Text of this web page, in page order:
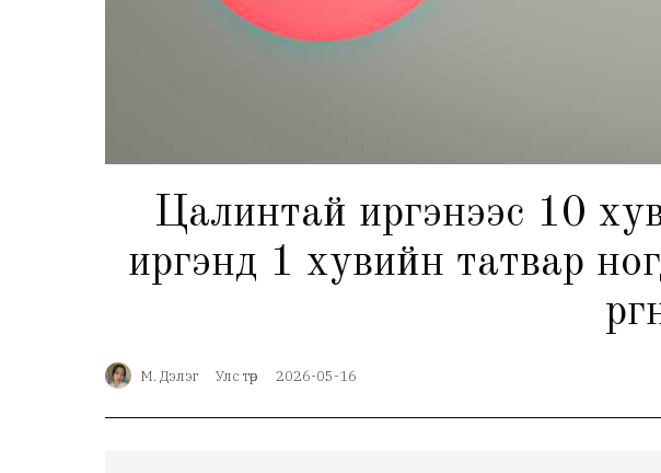
Цалинтай иргэнээс 10
иргэнд 1 хувийн татвар
М. Дэлэг Улс төр 2026-05-16